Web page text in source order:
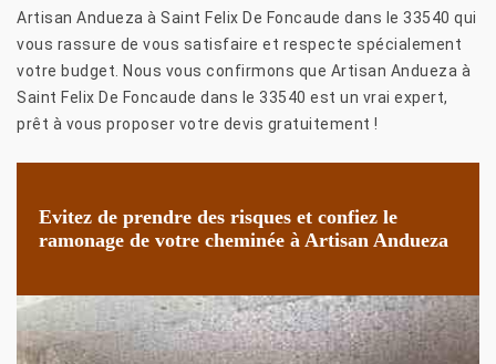
Artisan Andueza à Saint Felix De Foncaude dans le 33540 qui
vous rassure de vous satisfaire et respecte spécialement
votre budget. Nous vous confirmons que Artisan Andueza à
Saint Felix De Foncaude dans le 33540 est un vrai expert,
prêt à vous proposer votre devis gratuitement !
Evitez de prendre des risques et confiez le
ramonage de votre cheminée à Artisan Andueza